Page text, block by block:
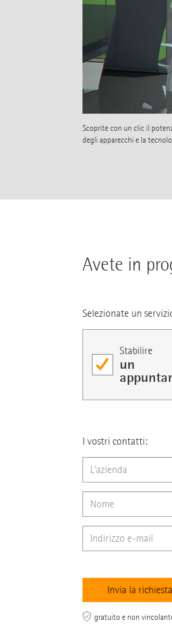
Scoprite con un clic il
degli apparecchi e la
Avete in
Selezionate un
Stabilire
un
I vostri contatti:
gratuito e non